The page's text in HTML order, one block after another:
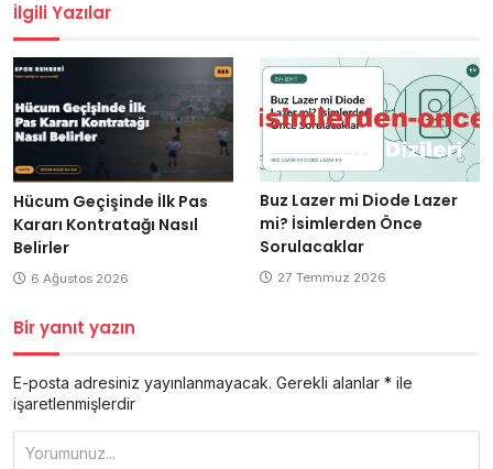
İlgili Yazılar
Hücum Geçişinde İlk Pas
Kararı Kontratağı Nasıl
Belirler
6 Ağustos 2026
Buz Lazer mi Diode Lazer
mi? İsimlerden Önce
Sorulacaklar
27 Temmuz 2026
Bir yanıt yazın
E-posta adresiniz yayınlanmayacak. Gerekli alanlar * ile
işaretlenmişlerdir